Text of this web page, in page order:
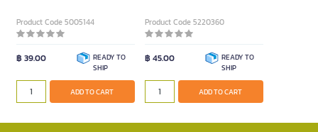
Product Code 5005144
฿ 39.00
READY TO
SHIP
ADD TO CART
Product Code 5220360
฿ 45.00
READY TO
SHIP
ADD TO CART